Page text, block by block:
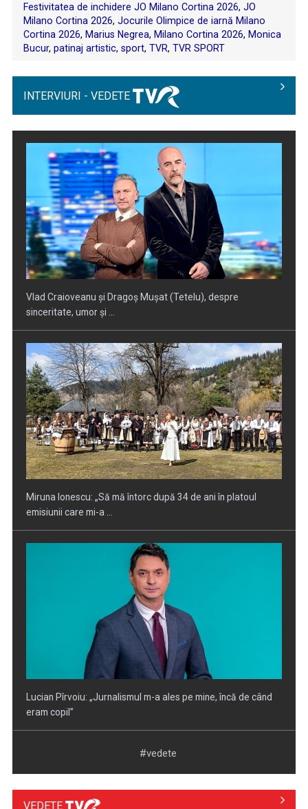
Festivitatea de inchidere JO Milano Cortina 2026, JO
Milano Cortina 2026, Jocurile Olimpice de iarnă Milano
Cortina 2026, Marius Negrea, Milano Cortina 2026, Monica
Bucur, patinaj artistic, sport, TVR, TVR SPORT
INTERVIURI - VEDETE
Vlad Craioveanu și Dragoș Mușat (Tetelu), despre
sinceritate, umor și ...
Miruna Ionescu: „Să mă întorc după 34 de ani în platoul
emisiunii care mi-a ...
Lucian Pîrvoiu: „Jurnalismul m-a ales pe mine, încă de când
#vedete
VEDETE